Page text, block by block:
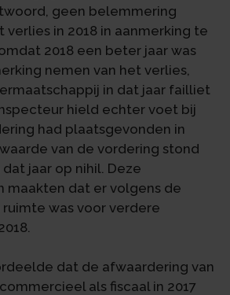
geen belemmering
verlies in 2018 in aanmerking te
2018 een beter jaar was
nemen van het verlies,
in dat jaar failliet
hield echter voet bij
had plaatsgevonden in
van de vordering stond
jaar op nihil. Deze
maakten dat er volgens de
was voor verdere
dat de afwaardering van
als fiscaal in 2017